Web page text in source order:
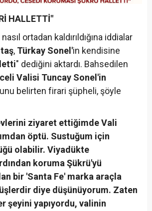
HALLETTİ"
ortadan kaldırıldığına iddialar
, Türkay Sonel'in kendisine
" dediğini aktardı. Bahsedilen
Valisi Tuncay Sonel'in
belirten firari şüpheli, şöyle
ziyaret ettiğimde Vali
öptü. Sustuğum için
olabilir. Viyadükte
koruma Şükrü'yü
bir 'Santa Fe' marka araçla
diye düşünüyorum. Zaten
şeyini yapıyordu, valinin